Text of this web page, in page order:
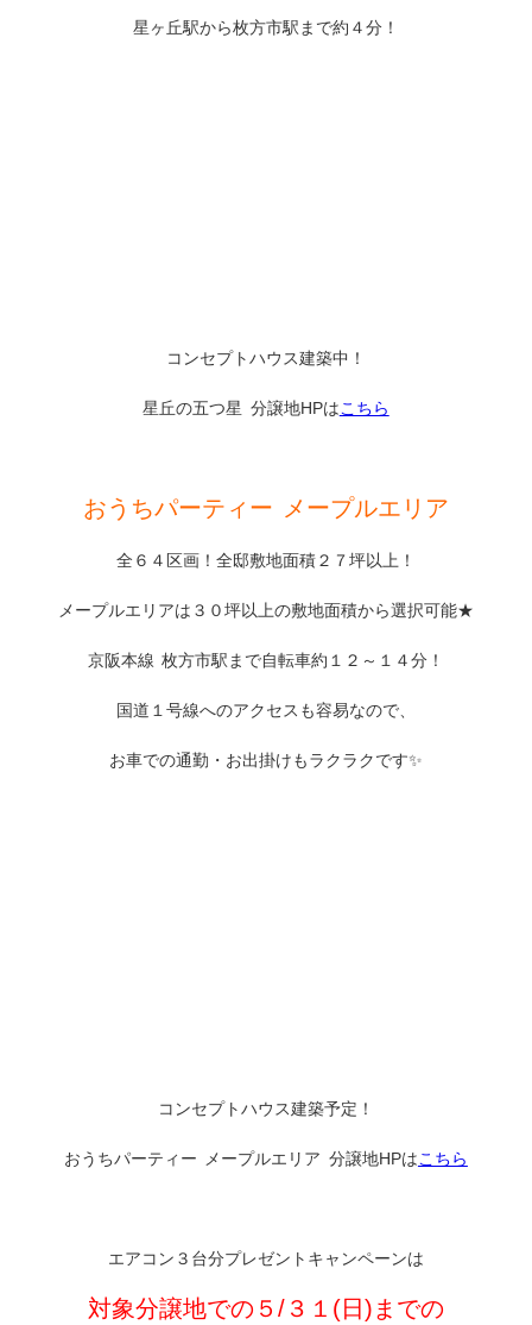
星ヶ丘駅から枚方市駅まで約４分！
コンセプトハウス建築中！
星丘の五つ星 分譲地HPはこちら
おうちパーティー メープルエリア
全６４区画！全邸敷地面積２７坪以上！
メープルエリアは３０坪以上の敷地面積から選択可能★
京阪本線 枚方市駅まで自転車約１２～１４分！
国道１号線へのアクセスも容易なので、
お車での通勤・お出掛けもラクラクです✨
コンセプトハウス建築予定！
おうちパーティー メープルエリア 分譲地HPはこちら
エアコン３台分プレゼントキャンペーンは
対象分譲地での５/３１(日)までの